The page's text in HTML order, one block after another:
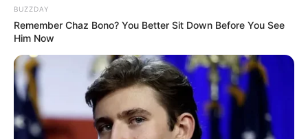
-Zwang
Im Juni blüht die Königin der Blumen am schönsten.
Rosengärten Deutschlands.
Deutschlandweit Veranstaltung kostenlos
eintragen:
BUZZDAY
Remember Chaz Bono? You Better Sit Down Before You See
Him Now